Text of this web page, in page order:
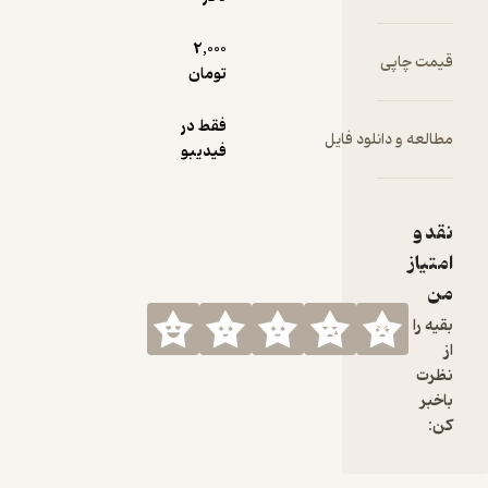
قیمت چاپی
2,000
تومان
مطالعه و دانلود فایل
فقط در
فیدیبو
نقد و
امتیاز
من
بقیه را
نظرت
باخبر
کن: